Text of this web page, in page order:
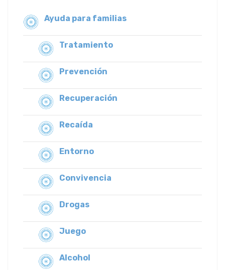
Ayuda para familias
Tratamiento
Prevención
Recuperación
Recaída
Entorno
Convivencia
Drogas
Juego
Alcohol